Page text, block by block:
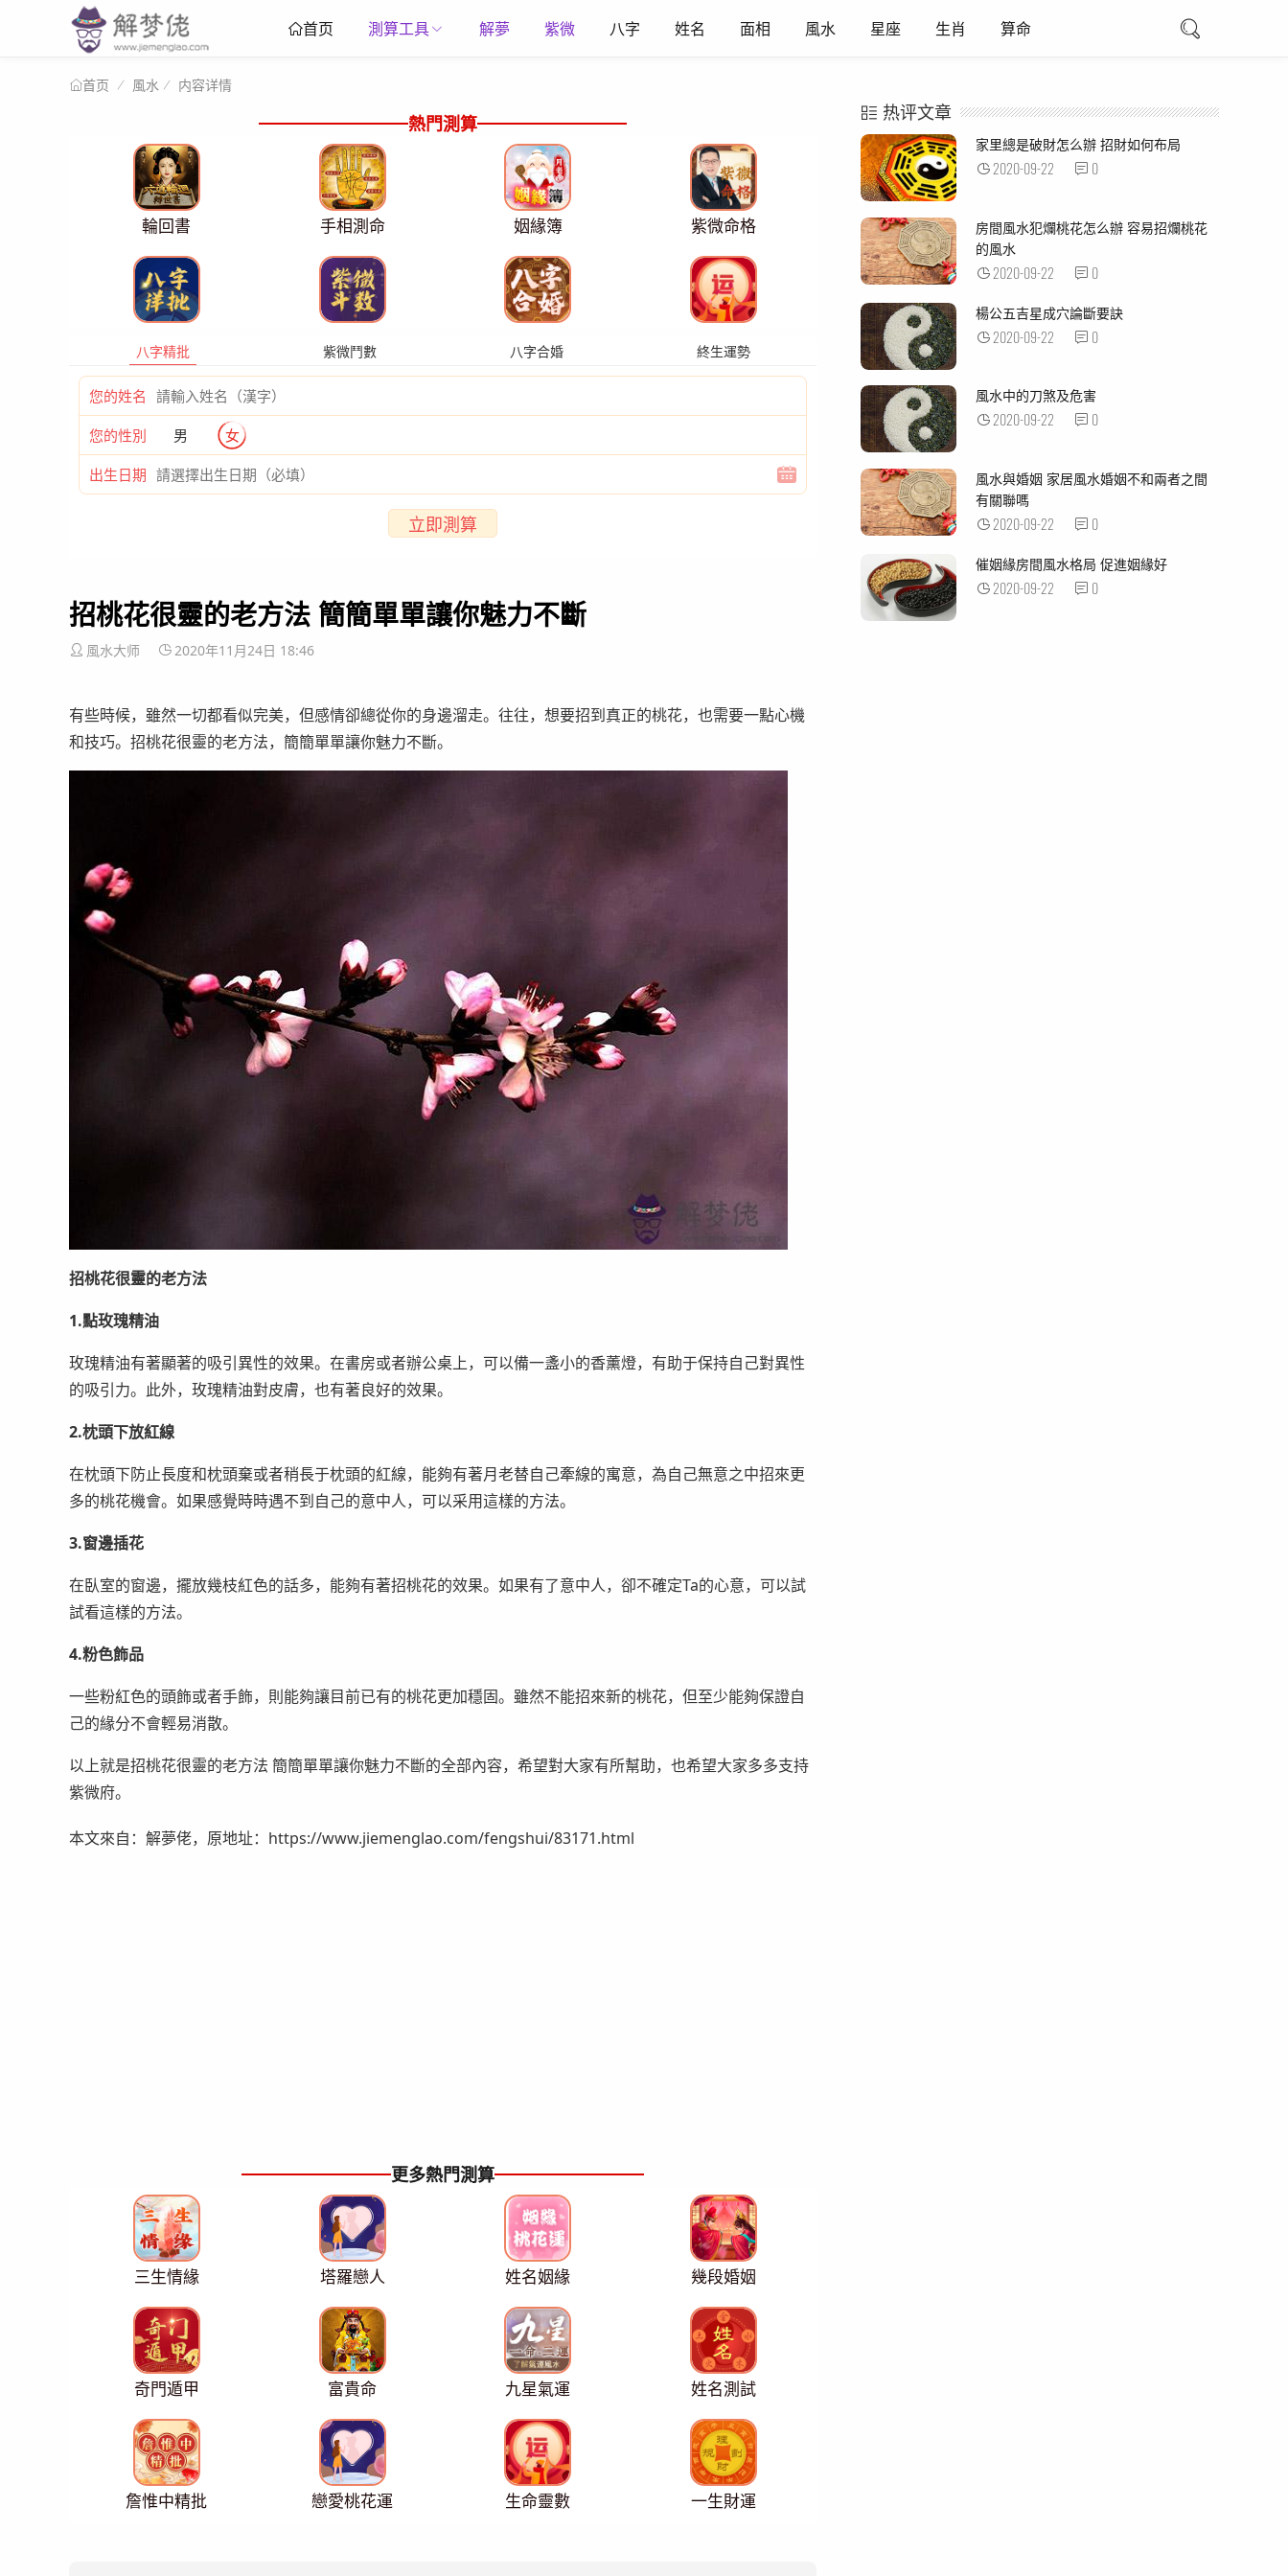
首页 測算工具 解夢 紫微 八字 姓名 面相 風水 星座 生肖 算命
首页 風水 内容详情
熱門測算
輪回書 手相測命 姻緣簿 紫微命格
八字精批 紫微鬥數 八字合婚 終生運勢
您的姓名
您的性別 男 女
出生日期
立即測算
招桃花很靈的老方法 簡簡單單讓你魅力不斷
風水大师 2020年11月24日 18:46
有些時候，雖然一切都看似完美，但感情卻總從你的身邊溜走。往往，想要招到真正的桃花，也需要一點心機
和技巧。招桃花很靈的老方法，簡簡單單讓你魅力不斷。
招桃花很靈的老方法
1.點玫瑰精油
玫瑰精油有著顯著的吸引異性的效果。在書房或者辦公桌上，可以備一盞小的香薰燈，有助于保持自己對異性
的吸引力。此外，玫瑰精油對皮膚，也有著良好的效果。
2.枕頭下放紅線
在枕頭下防止長度和枕頭棄或者稍長于枕頭的紅線，能夠有著月老替自己牽線的寓意，為自己無意之中招來更
多的桃花機會。如果感覺時時遇不到自己的意中人，可以采用這樣的方法。
3.窗邊插花
在臥室的窗邊，擺放幾枝紅色的話多，能夠有著招桃花的效果。如果有了意中人，卻不確定Ta的心意，可以試
試看這樣的方法。
4.粉色飾品
一些粉紅色的頭飾或者手飾，則能夠讓目前已有的桃花更加穩固。雖然不能招來新的桃花，但至少能夠保證自
己的緣分不會輕易消散。
以上就是招桃花很靈的老方法 簡簡單單讓你魅力不斷的全部內容，希望對大家有所幫助，也希望大家多多支持
紫微府。
本文來自：解夢佬，原地址：https://www.jiemenglao.com/fengshui/83171.html
更多熱門測算
三生情緣 塔羅戀人 姓名姻緣 幾段婚姻
奇門遁甲 富貴命 九星氣運 姓名測試
詹惟中精批 戀愛桃花運 生命靈數 一生財運
热评文章
家里總是破財怎么辦 招財如何布局
2020-09-22 0
房間風水犯爛桃花怎么辦 容易招爛桃花
的風水
2020-09-22 0
楊公五吉星成穴論斷要訣
2020-09-22 0
風水中的刀煞及危害
2020-09-22 0
風水與婚姻 家居風水婚姻不和兩者之間
有關聯嗎
2020-09-22 0
催姻緣房間風水格局 促進姻緣好
2020-09-22 0